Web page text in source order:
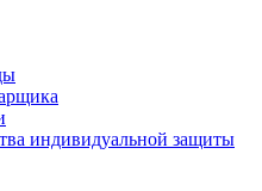
индивидуальной защиты